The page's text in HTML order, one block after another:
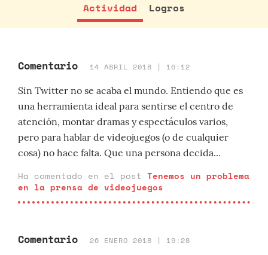
Actividad Logros
Comentario 14 ABRIL 2018 | 16:12
Sin Twitter no se acaba el mundo. Entiendo que es
una herramienta ideal para sentirse el centro de
atención, montar dramas y espectáculos varios,
pero para hablar de videojuegos (o de cualquier
cosa) no hace falta. Que una persona decida...
Ha comentado en el post Tenemos un problema
en la prensa de videojuegos
Comentario 26 ENERO 2018 | 19:28